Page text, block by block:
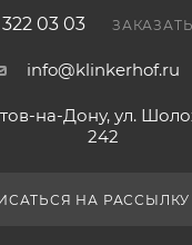
03 03
info@klinkerhof.ru
на-Дону, ул.
242
НА РАССЫЛКУ